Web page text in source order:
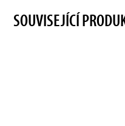
SOUVISEJÍCÍ